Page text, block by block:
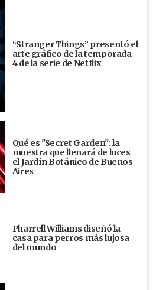
“Stranger Things” presentó el
arte gráfico de la temporada
4 de la serie de Netflix
Qué es "Secret Garden": la
muestra que llenará de luces
el Jardín Botánico de Buenos
Aires
Pharrell Williams diseñó la
casa para perros más lujosa
del mundo